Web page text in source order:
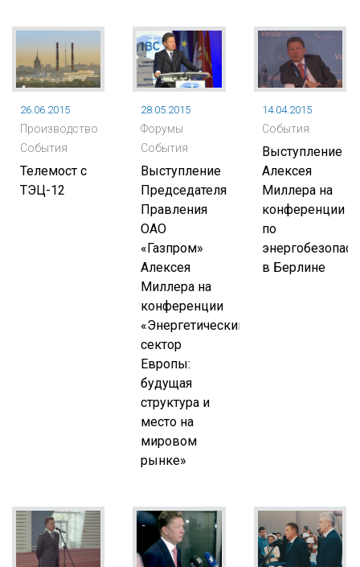
26.06.2015
Производство
События
Телемост с
ТЭЦ-12
28.05.2015
Форумы
События
Выступление
Председателя
Правления
ОАО
«Газпром»
Алексея
Миллера на
конференции
«Энергетический
сектор
Европы:
будущая
структура и
место на
мировом
рынке»
14.04.2015
События
Выступление
Алексея
Миллера на
конференции
по
в Берлине